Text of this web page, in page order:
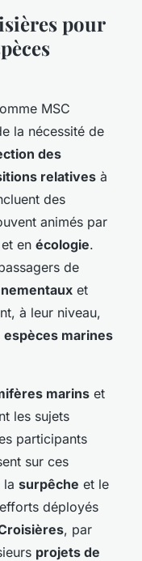
pour
MSC
la nécessité de
des
relatives à
des
animés par
et en écologie.
de
et
à leur niveau,
espèces marines
marins et
les sujets
participants
sur ces
la surpêche et le
déployés
, par
projets de